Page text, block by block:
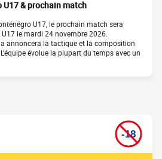
& prochain match
U17, le prochain match sera
le mardi 24 novembre 2026.
annoncera la tactique et la composition
évolue la plupart du temps avec un